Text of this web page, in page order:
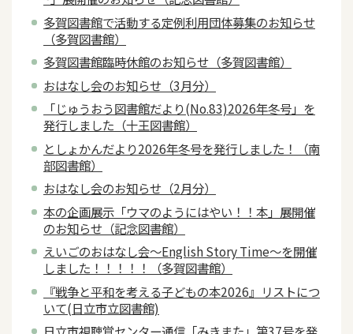
多賀図書館で活動する定例利用団体募集のお知らせ
（多賀図書館）
多賀図書館臨時休館のお知らせ（多賀図書館）
おはなし会のお知らせ（3月分）
「じゅうおう図書館だより(No.83)2026年冬号」を
発行しました（十王図書館）
としょかんだより2026年冬号を発行しました！（南
部図書館）
おはなし会のお知らせ（2月分）
本の企画展示「ウマのようにはやい！！本」展開催
のお知らせ（記念図書館）
えいごのおはなし会～English Story Time～を開催
しました！！！！！（多賀図書館）
『戦争と平和を考える子どもの本2026』リストにつ
いて(日立市立図書館)